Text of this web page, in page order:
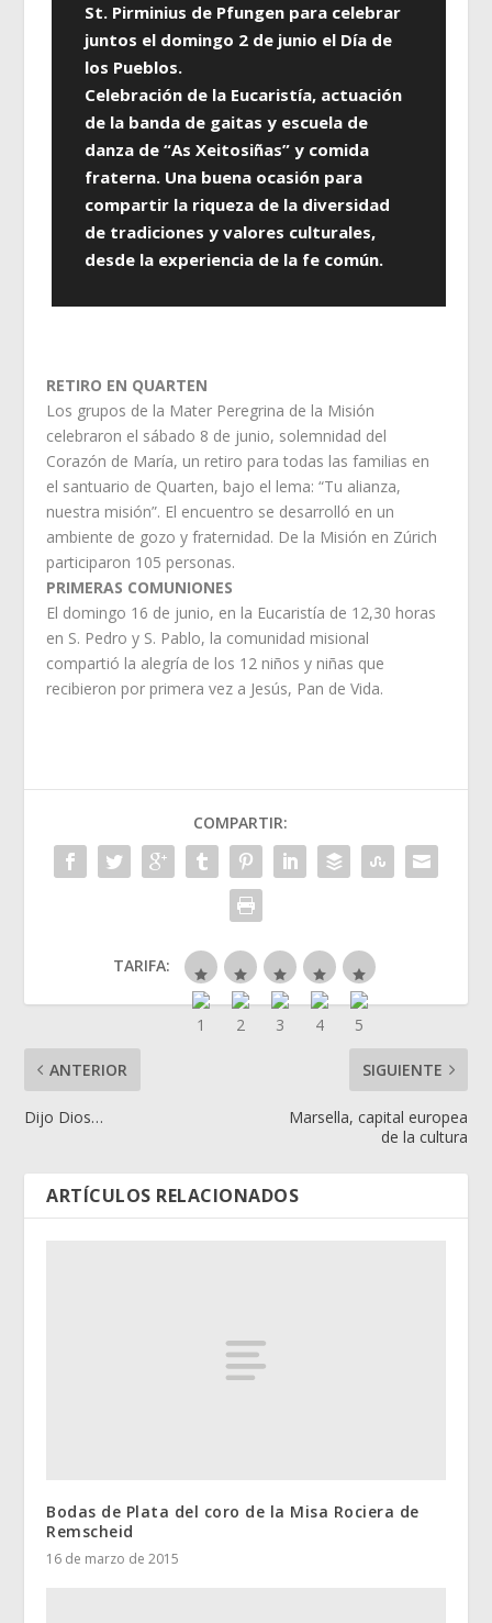
St. Pirminius de Pfungen para celebrar
juntos el domingo 2 de junio el Día de
los Pueblos.
Celebración de la Eucaristía, actuación
de la banda de gaitas y escuela de
danza de “As Xeitosiñas” y comida
fraterna. Una buena ocasión para
compartir la riqueza de la diversidad
de tradiciones y valores culturales,
desde la experiencia de la fe común.
RETIRO EN QUARTEN
Los grupos de la Mater Peregrina de la Misión
celebraron el sábado 8 de junio, solemnidad del
Corazón de María, un retiro para todas las familias en
el santuario de Quarten, bajo el lema: “Tu alianza,
nuestra misión”. El encuentro se desarrolló en un
ambiente de gozo y fraternidad. De la Misión en Zúrich
participaron 105 personas.
PRIMERAS COMUNIONES
El domingo 16 de junio, en la Eucaristía de 12,30 horas
en S. Pedro y S. Pablo, la comunidad misional
compartió la alegría de los 12 niños y niñas que
recibieron por primera vez a Jesús, Pan de Vida.
COMPARTIR:
TARIFA:
ANTERIOR
Dijo Dios…
SIGUIENTE
Marsella, capital europea
de la cultura
ARTÍCULOS RELACIONADOS
Bodas de Plata del coro de la Misa Rociera de
Remscheid
16 de marzo de 2015